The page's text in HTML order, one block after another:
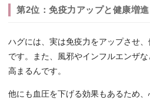
第2位：免疫力アップと健康増進
ハグには、実は免疫力をアップさせ
です。また、風邪やインフルエンザ
高まるんです。
他にも血圧を下げる効果もあるため